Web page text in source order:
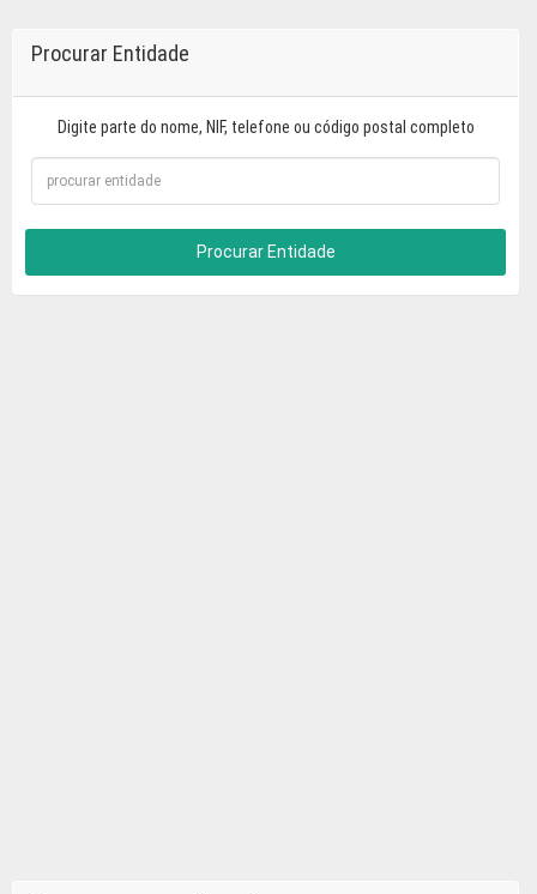
Procurar Entidade
Digite parte do nome, NIF, telefone ou código postal completo
Procurar Entidade